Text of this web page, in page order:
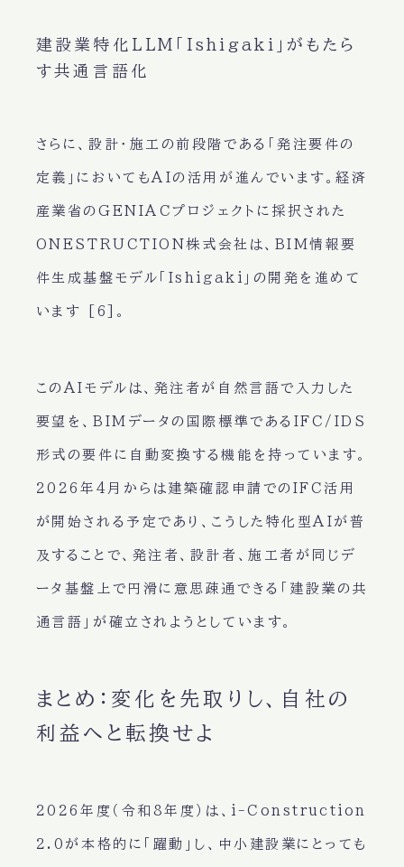
建設業特化LLM「Ishigaki」がもたら
す共通言語化
さらに、設計・施工の前段階である「発注要件の
定義」においてもAIの活用が進んでいます。経済
産業省のGENIACプロジェクトに採択された
ONESTRUCTION株式会社は、BIM情報要
件生成基盤モデル「Ishigaki」の開発を進めて
います [6]。
このAIモデルは、発注者が自然言語で入力した
要望を、BIMデータの国際標準であるIFC/IDS
形式の要件に自動変換する機能を持っています。
2026年4月からは建築確認申請でのIFC活用
が開始される予定であり、こうした特化型AIが普
及することで、発注者、設計者、施工者が同じデ
ータ基盤上で円滑に意思疎通できる「建設業の共
通言語」が確立されようとしています。
まとめ：変化を先取りし、自社の
利益へと転換せよ
2026年度（令和8年度）は、i-Construction
2.0が本格的に「躍動」し、中小建設業にとっても